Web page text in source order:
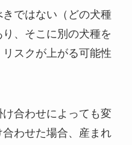
ではない（どの犬種
、そこに別の犬種を
スクが上がる可能性
合わせによっても変
わせた場合、産まれ